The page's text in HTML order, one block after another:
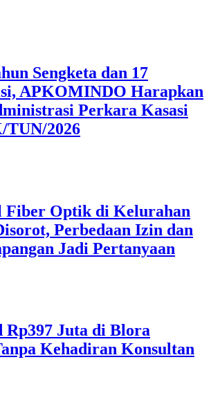
Sengketa dan 17
APKOMINDO Harapkan
Perkara Kasasi
TUN/2026
Fiber Optik di Kelurahan
Perbedaan Izin dan
Jadi Pertanyaan
Rp397 Juta di Blora
Kehadiran Konsultan